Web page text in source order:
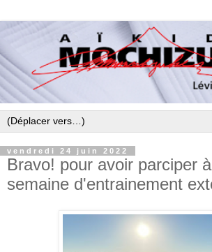
vendredi 24 juin 2022
Bravo! pour avoir parciper
semaine d'entrainement